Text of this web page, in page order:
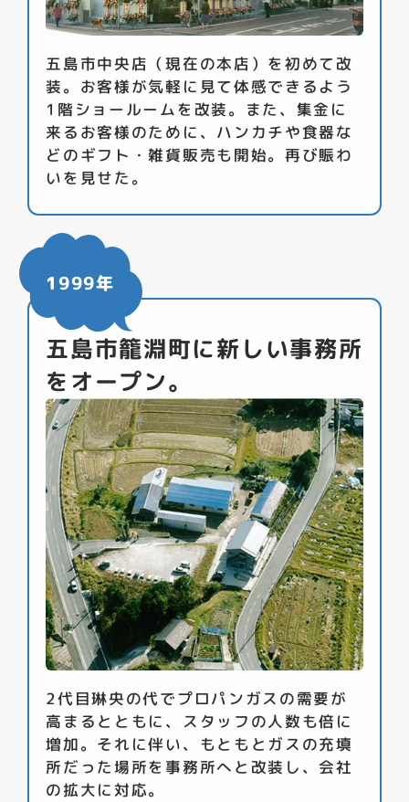
五島市中央店（現在の本店）を初めて改
装。お客様が気軽に見て体感できるよう
1階ショールームを改装。また、集金に
来るお客様のために、ハンカチや食器な
どのギフト・雑貨販売も開始。再び賑わ
いを見せた。
1999年
五島市籠淵町に新しい事務所
をオープン。
2代目琳央の代でプロパンガスの需要が
高まるとともに、スタッフの人数も倍に
増加。それに伴い、もともとガスの充填
所だった場所を事務所へと改装し、会社
の拡大に対応。